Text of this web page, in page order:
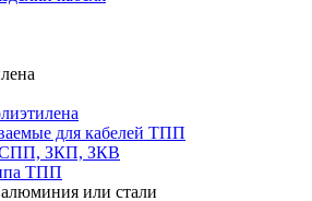
для кабелей ТПП
ЗКП, ЗКВ
ТПП
или стали